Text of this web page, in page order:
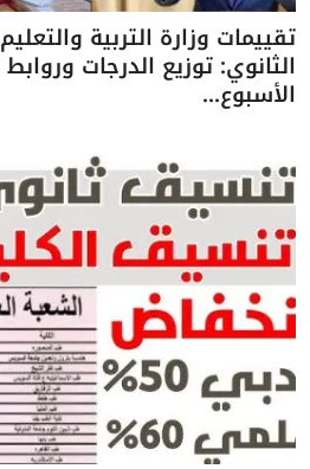
الثانوي: توزيع الدرجات
الأسبوع...